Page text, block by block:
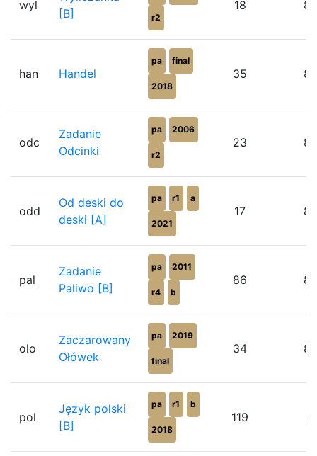
wyl
[B]
r2
18
han Handel
pa final
2018
35
odc
Zadanie
Odcinki
pa 2006
r2
23
odd
Od deski do
deski [A]
pa r1 a
2021
17
pal
Zadanie
Paliwo [B]
pa 2011
r4 b
86
olo
Zaczarowany
Ołówek
pa 2019
final
34
pol
Język polski
[B]
pa r1 b
2018
119